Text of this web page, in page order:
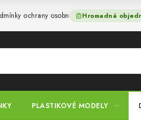
ochrany osobních údajůHromadná
PLASTIKOVÉ MODELY